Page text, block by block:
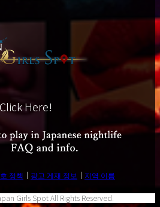
Click Here!
정책 광고 게재 정보 지역 이름
Girls Spot All Rights Reserved.